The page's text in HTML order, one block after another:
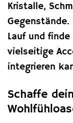
Kristalle,
Lauf und
vielseitige
integrieren
Schaffe